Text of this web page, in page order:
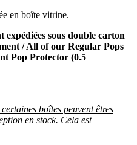
en boîte vitrine.
sous double carton
/ All of our Regular Pops
Pop Protector (0.5
boîtes peuvent êtres
en stock. Cela est